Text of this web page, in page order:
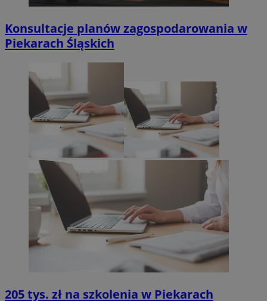
Konsultacje planów zagospodarowania w
Piekarach Śląskich
205 tys. zł na szkolenia w Piekarach